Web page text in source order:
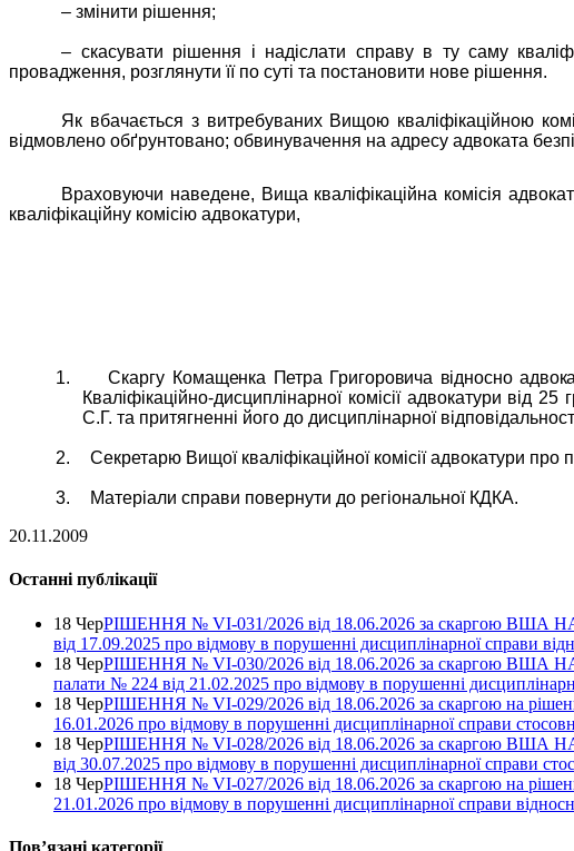
– змінити рішення;
– скасувати рішення і надіслати справу в ту саму
провадження, розглянути її по суті та постановити нове рішення.
Як вбачається з витребуваних Вищою кваліфікаційною
відмовлено обґрунтовано; обвинувачення на адресу адвоката
Враховуючи наведене, Вища кваліфікаційна комісія
кваліфікаційну комісію адвокатури,
1. Скаргу Комащенка Петра Григоровича відносно
Кваліфікаційно-дисциплінарної комісії адвокатури
С.Г. та притягненні його до дисциплінарної
2. Секретарю Вищої кваліфікаційної комісії адвокатури
3.
Матеріали справи повернути до регіональної КДКА.
20.11.2009
Останні публікації
18 ЧерРІШЕННЯ № VІ-031/2026 від 18.06.2026 за скаргою ВША НААУ
від 17.09.2025 про відмову в порушенні дисциплінарної справи
18 ЧерРІШЕННЯ № VІ-030/2026 від 18.06.2026 за скаргою ВША НААУ
палати № 224 від 21.02.2025 про відмову в порушенні
18 ЧерРІШЕННЯ № VІ-029/2026 від 18.06.2026 за скаргою на рішення
16.01.2026 про відмову в порушенні дисциплінарної справи
18 ЧерРІШЕННЯ № VІ-028/2026 від 18.06.2026 за скаргою ВША НААУ
від 30.07.2025 про відмову в порушенні дисциплінарної справи
18 ЧерРІШЕННЯ № VІ-027/2026 від 18.06.2026 за скаргою на рішення
21.01.2026 про відмову в порушенні дисциплінарної справи
Повʼязані категорії